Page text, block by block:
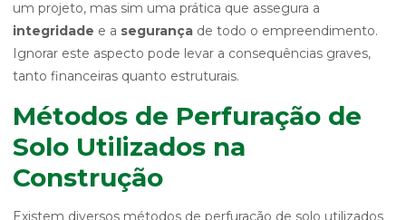
um projeto, mas sim uma prática que assegura a
integridade e a segurança de todo o empreendimento.
Ignorar este aspecto pode levar a consequências graves,
tanto financeiras quanto estruturais.
Métodos de Perfuração de
Solo Utilizados na
Construção
Existem diversos métodos de perfuração de solo utilizados